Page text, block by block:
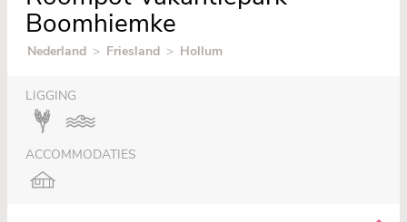
Boomhiemke
Nederland > Friesland > Hollum
LIGGING
ACCOMMODATIES